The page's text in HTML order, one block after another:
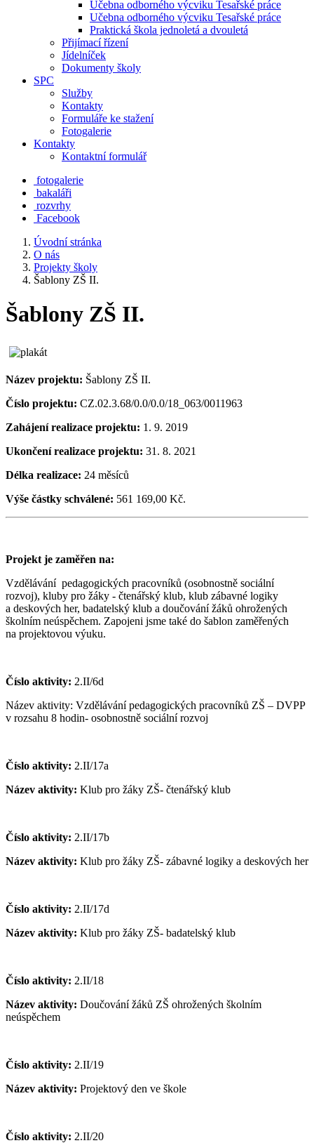
Učebna odborného výcviku Tesařské práce
Učebna odborného výcviku Tesařské práce
Praktická škola jednoletá a dvouletá
Přijímací řízení
Jídelníček
Dokumenty školy
SPC
Služby
Kontakty
Formuláře ke stažení
Fotogalerie
Kontakty
Kontaktní formulář
fotogalerie
bakaláři
rozvrhy
Facebook
Úvodní stránka
O nás
Projekty školy
Šablony ZŠ II.
Šablony ZŠ II.
Název projektu: Šablony ZŠ II.
Číslo projektu: CZ.02.3.68/0.0/0.0/18_063/0011963
Zahájení realizace projektu: 1. 9. 2019
Ukončení realizace projektu: 31. 8. 2021
Délka realizace: 24 měsíců
Výše částky schválené: 561 169,00 Kč.
Projekt je zaměřen na:
Vzdělávání pedagogických pracovníků (osobnostně sociální
rozvoj), kluby pro žáky - čtenářský klub, klub zábavné logiky
a deskových her, badatelský klub a doučování žáků ohrožených
školním neúspěchem. Zapojeni jsme také do šablon zaměřených
na projektovou výuku.
Číslo aktivity: 2.II/6d
Název aktivity: Vzdělávání pedagogických pracovníků ZŠ – DVPP
v rozsahu 8 hodin- osobnostně sociální rozvoj
Číslo aktivity: 2.II/17a
Název aktivity: Klub pro žáky ZŠ- čtenářský klub
Číslo aktivity: 2.II/17b
Název aktivity: Klub pro žáky ZŠ- zábavné logiky a deskových her
Číslo aktivity: 2.II/17d
Název aktivity: Klub pro žáky ZŠ- badatelský klub
Číslo aktivity: 2.II/18
Název aktivity: Doučování žáků ZŠ ohrožených školním
neúspěchem
Číslo aktivity: 2.II/19
Název aktivity: Projektový den ve škole
Číslo aktivity: 2.II/20